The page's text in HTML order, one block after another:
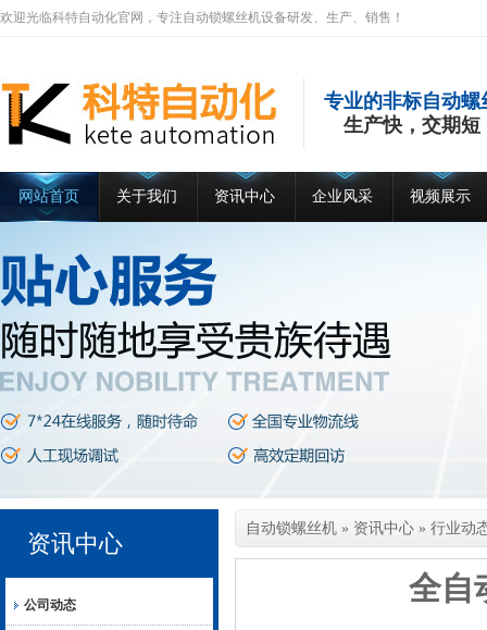
欢迎光临科特自动化官网，专注自动锁螺丝机设备研发、生产、销售！
专业的非标自动螺
生产快，交期短
网站首页 关于我们 资讯中心 企业风采 视频展示
资讯中心
公司动态
自动锁螺丝机 » 资讯中心 » 行业动
全自